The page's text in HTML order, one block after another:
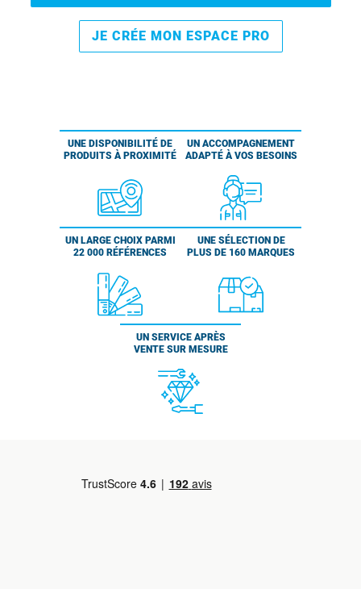
JE CRÉE MON ESPACE PRO
UNE DISPONIBILITÉ DE
PRODUITS À PROXIMITÉ
UN ACCOMPAGNEMENT
ADAPTÉ À VOS BESOINS
UN LARGE CHOIX PARMI
22 000 RÉFÉRENCES
UNE SÉLECTION DE
PLUS DE 160 MARQUES
UN SERVICE APRÈS
VENTE SUR MESURE